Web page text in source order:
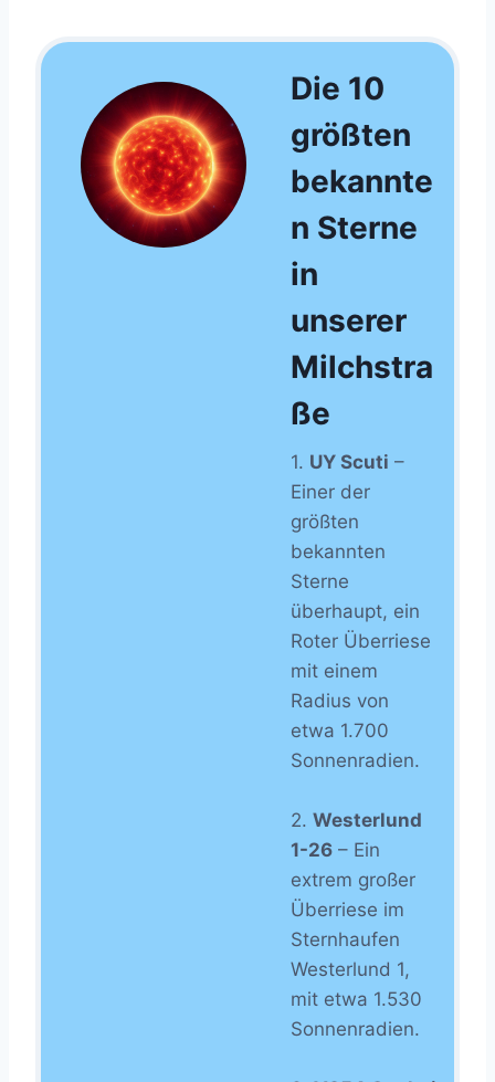
Die 10
größten
bekannte
n Sterne
in
unserer
Milchstra
ße
1. UY Scuti –
Einer der
größten
bekannten
Sterne
überhaupt, ein
Roter Überriese
mit einem
Radius von
etwa 1.700
Sonnenradien.
2. Westerlund
1-26 – Ein
extrem großer
Überriese im
Sternhaufen
Westerlund 1,
mit etwa 1.530
Sonnenradien.